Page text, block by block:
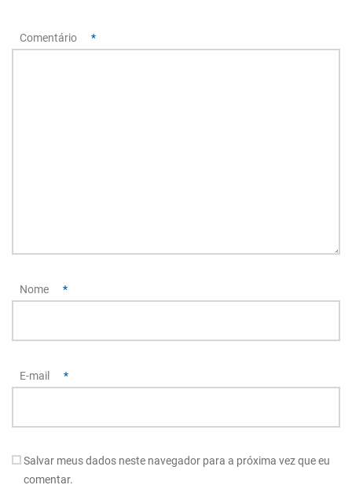
Comentário *
Nome *
E-mail *
Salvar meus dados neste navegador para a próxima vez que eu
comentar.